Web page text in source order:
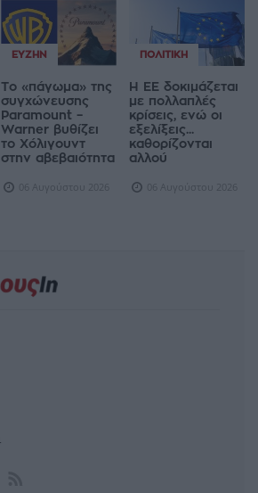
ΕΥΖΗΝ
Το «πάγωμα» της
συγχώνευσης
Paramount –
Warner βυθίζει
το Χόλιγουντ
στην αβεβαιότητα
06 Αυγούστου 2026
ΠΟΛΙΤΙΚΉ
Η ΕΕ δοκιμάζεται
με πολλαπλές
κρίσεις, ενώ οι
εξελίξεις...
καθορίζονται
αλλού
06 Αυγούστου 2026